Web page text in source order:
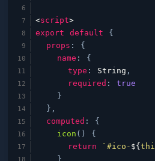
<script>
export
default {
props : {
name : {
type : String ,
required :true
}
},
computed : {
icon ( ) {
return
`#ico- ${
}